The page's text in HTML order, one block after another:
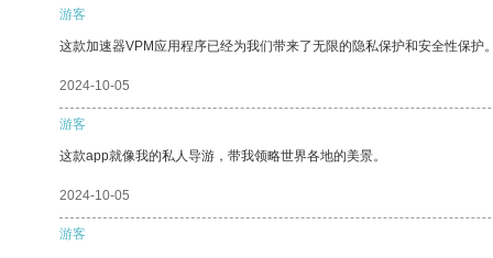
游客
这款加速器VPM应用程序已经为我们带来了无限的隐私保护和安全性保护
2024-10-05
游客
这款app就像我的私人导游，带我领略世界各地的美景。
2024-10-05
游客